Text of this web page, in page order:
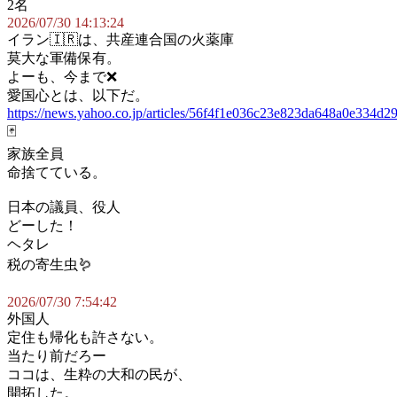
2名
2026/07/30 14:13:24
イラン🇮🇷は、共産連合国の火薬庫
莫大な軍備保有。
よーも、今まで❌
愛国心とは、以下だ。
https://news.yahoo.co.jp/articles/
🃏
家族全員
命捨てている。
日本の議員、役人
どーした！
ヘタレ
税の寄生虫🪱
2026/07/30 7:54:42
外国人
定住も帰化も許さない。
当たり前だろー
ココは、生粋の大和の民が、
開拓した。